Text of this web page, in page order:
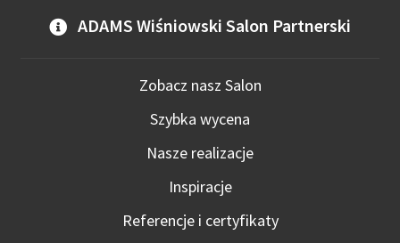
ADAMS Wiśniowski Salon Partnerski
Zobacz nasz Salon
Szybka wycena
Nasze realizacje
Inspiracje
Referencje i certyfikaty